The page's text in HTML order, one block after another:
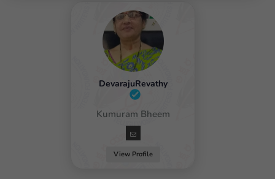
DevarajuRevathy
Female / Kumuram Bheem
View Profile